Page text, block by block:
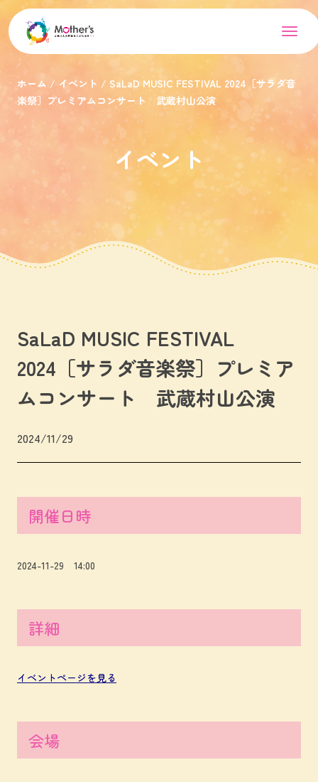
ホーム イベント
SaLaD MUSIC FESTIVAL 2024［サラダ音
楽祭］プレミアムコンサート 武蔵村山公演
イベント
SaLaD MUSIC FESTIVAL
2024［サラダ音楽祭］プレミア
ムコンサート 武蔵村山公演
2024/11/29
開催日時
2024-11-29 14:00
詳細
イベントページを見る
会場